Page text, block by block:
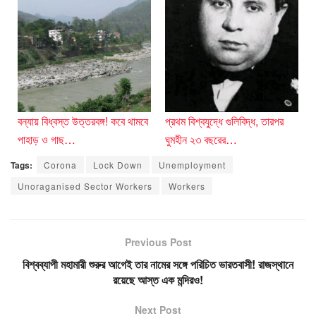
বন্যায় বিধ্বস্ত উত্তরবঙ্গ! কবে থামবে
পাহাড় ও গাছ…
প্রথম বিশ্বযুদ্ধে গুলিবিদ্ধ, তারপর
ঘুমহীন ২৩ বছরের…
Tags: Corona Lock Down
Unemployment
Unoraganised Sector Workers
Workers
Previous Post
বিশ্বব্যাপী মহামারী শুরুর আগেই তার নামের সঙ্গে পরিচিত ভারতবাসী! রাজস্থানে
রয়েছে আস্ত এক মন্দিরও!
Next Post